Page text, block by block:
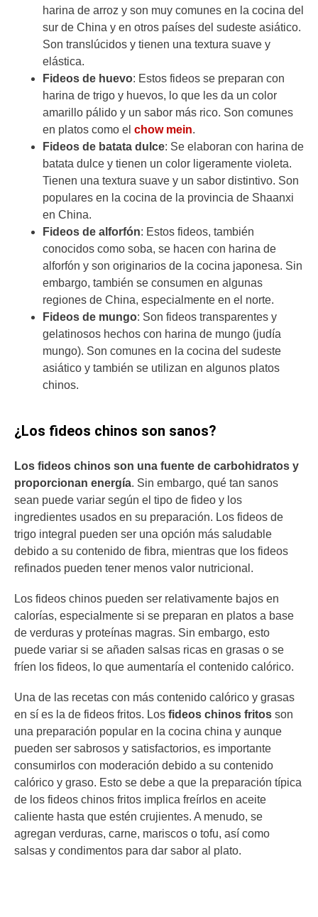
harina de arroz y son muy comunes en la cocina del
sur de China y en otros países del sudeste asiático.
Son translúcidos y tienen una textura suave y
elástica.
Fideos de huevo: Estos fideos se preparan con
harina de trigo y huevos, lo que les da un color
amarillo pálido y un sabor más rico. Son comunes
en platos como el chow mein.
Fideos de batata dulce: Se elaboran con harina de
batata dulce y tienen un color ligeramente violeta.
Tienen una textura suave y un sabor distintivo. Son
populares en la cocina de la provincia de Shaanxi
en China.
Fideos de alforfón: Estos fideos, también
conocidos como soba, se hacen con harina de
alforfón y son originarios de la cocina japonesa. Sin
embargo, también se consumen en algunas
regiones de China, especialmente en el norte.
Fideos de mungo: Son fideos transparentes y
gelatinosos hechos con harina de mungo (judía
mungo). Son comunes en la cocina del sudeste
asiático y también se utilizan en algunos platos
chinos.
¿Los fideos chinos son sanos?
Los fideos chinos son una fuente de carbohidratos y
proporcionan energía. Sin embargo, qué tan sanos
sean puede variar según el tipo de fideo y los
ingredientes usados en su preparación. Los fideos de
trigo integral pueden ser una opción más saludable
debido a su contenido de fibra, mientras que los fideos
refinados pueden tener menos valor nutricional.
Los fideos chinos pueden ser relativamente bajos en
calorías, especialmente si se preparan en platos a base
de verduras y proteínas magras. Sin embargo, esto
puede variar si se añaden salsas ricas en grasas o se
fríen los fideos, lo que aumentaría el contenido calórico.
Una de las recetas con más contenido calórico y grasas
en sí es la de fideos fritos. Los fideos chinos fritos son
una preparación popular en la cocina china y aunque
pueden ser sabrosos y satisfactorios, es importante
consumirlos con moderación debido a su contenido
calórico y graso. Esto se debe a que la preparación típica
de los fideos chinos fritos implica freírlos en aceite
caliente hasta que estén crujientes. A menudo, se
agregan verduras, carne, mariscos o tofu, así como
salsas y condimentos para dar sabor al plato.